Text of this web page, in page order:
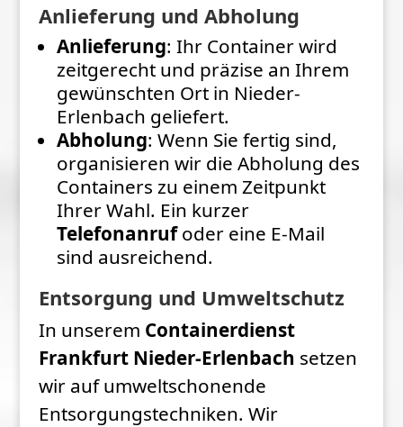
Anlieferung und Abholung
Anlieferung: Ihr Container wird
zeitgerecht und präzise an Ihrem
gewünschten Ort in Nieder-
Erlenbach geliefert.
Abholung: Wenn Sie fertig sind,
organisieren wir die Abholung des
Containers zu einem Zeitpunkt
Ihrer Wahl. Ein kurzer
Telefonanrufoder eine E-Mail
sind ausreichend.
Entsorgung und Umweltschutz
In unserem Containerdienst
Frankfurt Nieder-Erlenbach setzen
wir auf umweltschonende
Entsorgungstechniken. Wir